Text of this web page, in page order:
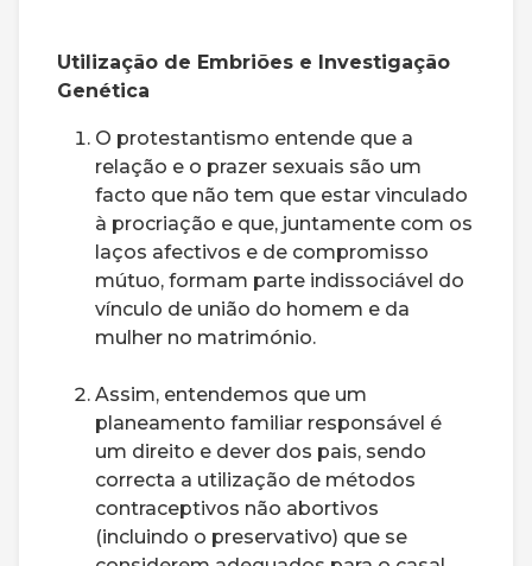
Utilização de Embriões e Investigação
Genética
O protestantismo entende que a
relação e o prazer sexuais são um
facto que não tem que estar vinculado
à procriação e que, juntamente com os
laços afectivos e de compromisso
mútuo, formam parte indissociável do
vínculo de união do homem e da
mulher no matrimónio.
Assim, entendemos que um
planeamento familiar responsável é
um direito e dever dos pais, sendo
correcta a utilização de métodos
contraceptivos não abortivos
(incluindo o preservativo) que se